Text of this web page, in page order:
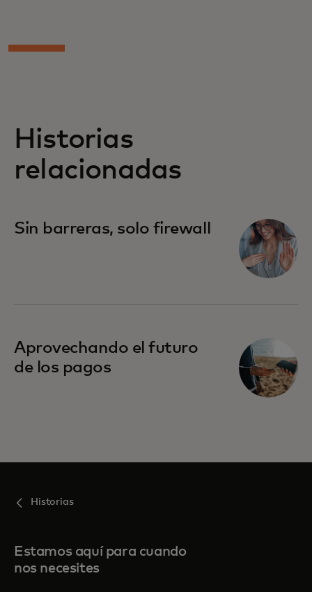
Historias
relacionadas
Sin barreras, solo firewall
Aprovechando el futuro
de los pagos
Historias
Estamos aquí para cuando
nos necesites